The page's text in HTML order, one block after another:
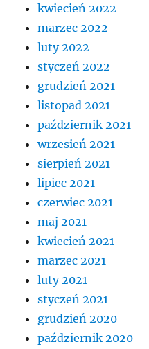
kwiecień 2022
marzec 2022
luty 2022
styczeń 2022
grudzień 2021
listopad 2021
październik 2021
wrzesień 2021
sierpień 2021
lipiec 2021
czerwiec 2021
maj 2021
kwiecień 2021
marzec 2021
luty 2021
styczeń 2021
grudzień 2020
październik 2020